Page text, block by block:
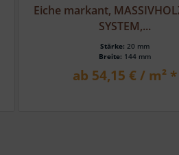
Eiche markant,
SYSTEM,...
Stärke: 20 mm
Breite: 144 mm
ab 54,15 € / m² *